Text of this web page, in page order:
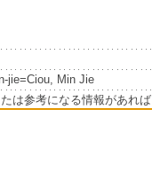
jie=Ciou, Min Jie
は参考になる情報があれ